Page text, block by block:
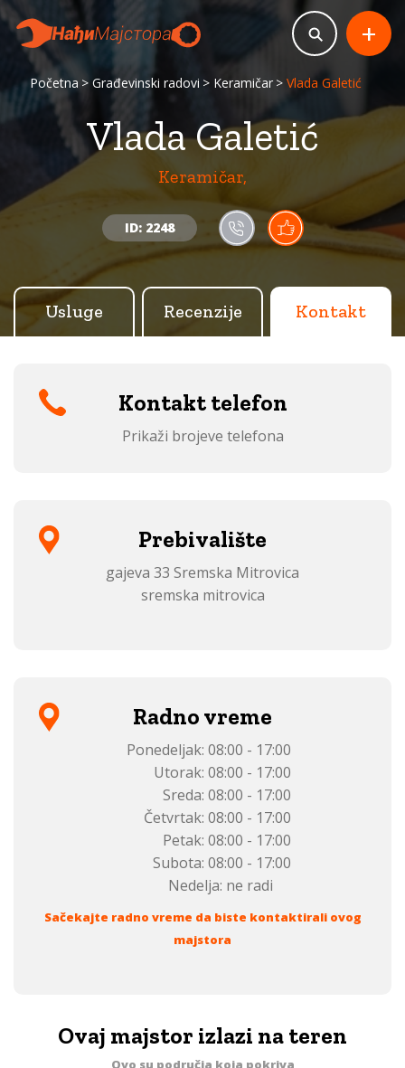
Početna Građevinski radovi Keramičar Vlada Galetić
Vlada Galetić
Keramičar,
ID: 2248
+
Usluge Recenzije Kontakt
Kontakt telefon
Prikaži brojeve telefona
Prebivalište
gajeva 33 Sremska Mitrovica
sremska mitrovica
Radno vreme
Ponedeljak: 08:00 - 17:00
Utorak: 08:00 - 17:00
Sreda: 08:00 - 17:00
Četvrtak: 08:00 - 17:00
Petak: 08:00 - 17:00
Subota: 08:00 - 17:00
Nedelja: ne radi
Sačekajte radno vreme da biste kontaktirali ovog
majstora
Ovaj majstor izlazi na teren
Ovo su područja koja pokriva